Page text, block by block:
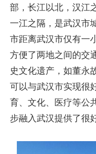
部，长江以北，汉江
一江之隔，是武汉市
市距离武汉市仅有一
方便了两地之间的交
史文化遗产，如董永
可以与武汉市实现很
育、文化、医疗等公
步融入武汉提供了很